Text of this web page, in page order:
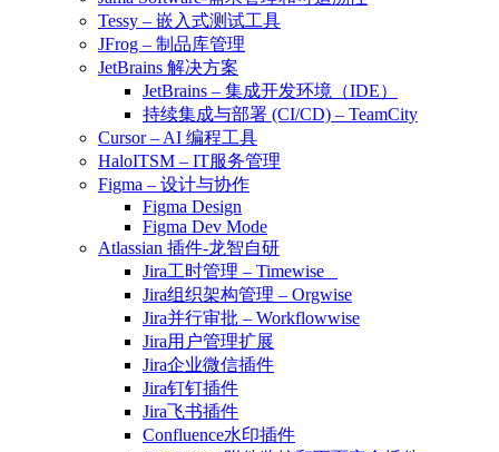
Tessy – 嵌入式测试工具
JFrog – 制品库管理
JetBrains 解决方案
JetBrains – 集成开发环境（IDE）
持续集成与部署 (CI/CD) – TeamCity
Cursor – AI 编程工具
HaloITSM – IT服务管理
Figma – 设计与协作
Figma Design
Figma Dev Mode
Atlassian 插件-龙智自研
Jira工时管理 – Timewise
Jira组织架构管理 – Orgwise
Jira并行审批 – Workflowwise
Jira用户管理扩展
Jira企业微信插件
Jira钉钉插件
Jira飞书插件
Confluence水印插件